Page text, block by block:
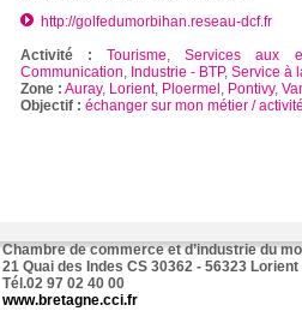
http://golfedumorbihan.reseau-dcf.fr
Activité :
Tourisme,Services aux
Communication, Industrie - BTP, Service à
Zone : Auray, Lorient, Ploermel , Pontivy,
Objectif : échanger sur mon métier / activité
Chambre de commerce et d’industrie du
21 Quai des Indes CS 30362 - 56323 Lorient
Tél.02 97 02 40 00
www.bretagne.cci.fr